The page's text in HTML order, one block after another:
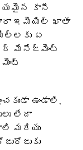
కానీ
ఇమెయిల్ ఖాతా
ఏ
మేనేజ్‌మెంట్
ఉండాలి,
లేదా
మరియు